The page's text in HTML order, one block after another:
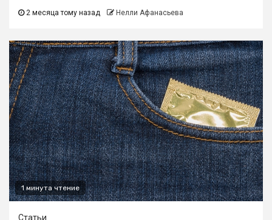
2 месяца тому назад Нелли Афанасьева
1 минута чтение
Статьи